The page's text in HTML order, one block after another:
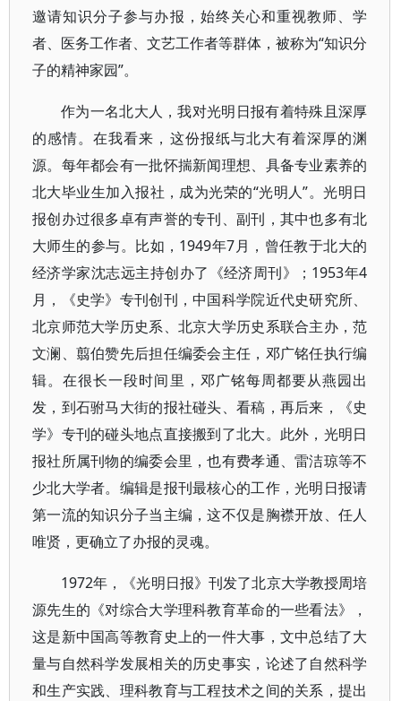
邀请知识分子参与办报，始终关心和重视教师、学
者、医务工作者、文艺工作者等群体，被称为“知识分
子的精神家园”。
作为一名北大人，我对光明日报有着特殊且深厚
的感情。在我看来，这份报纸与北大有着深厚的渊
源。每年都会有一批怀揣新闻理想、具备专业素养的
北大毕业生加入报社，成为光荣的“光明人”。光明日
报创办过很多卓有声誉的专刊、副刊，其中也多有北
大师生的参与。比如，1949年7月，曾任教于北大的
经济学家沈志远主持创办了《经济周刊》；1953年4
月，《史学》专刊创刊，中国科学院近代史研究所、
北京师范大学历史系、北京大学历史系联合主办，范
文澜、翦伯赞先后担任编委会主任，邓广铭任执行编
辑。在很长一段时间里，邓广铭每周都要从燕园出
发，到石驸马大街的报社碰头、看稿，再后来，《史
学》专刊的碰头地点直接搬到了北大。此外，光明日
报社所属刊物的编委会里，也有费孝通、雷洁琼等不
少北大学者。编辑是报刊最核心的工作，光明日报请
第一流的知识分子当主编，这不仅是胸襟开放、任人
唯贤，更确立了办报的灵魂。
1972年，《光明日报》刊发了北京大学教授周培
源先生的《对综合大学理科教育革命的一些看法》，
这是新中国高等教育史上的一件大事，文中总结了大
量与自然科学发展相关的历史事实，论述了自然科学
和生产实践、理科教育与工程技术之间的关系，提出